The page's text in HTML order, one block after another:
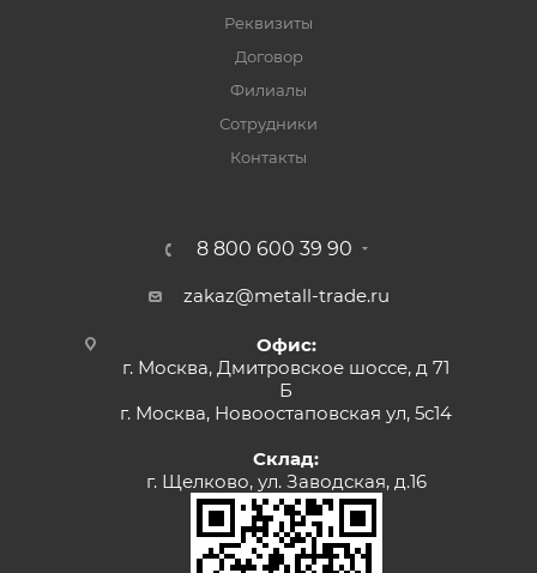
Реквизиты
Договор
Филиалы
Сотрудники
Контакты
8 800 600 39 90
zakaz@metall-trade.ru
Офис:
г. Москва, Дмитровское шоссе, д 71
Б
г. Москва, Новоостаповская ул, 5с14
Склад:
г. Щелково, ул. Заводская, д.16